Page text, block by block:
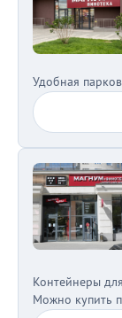
Удобная
Контейнеры
Можно купить